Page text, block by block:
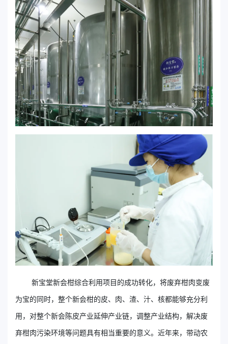
新宝堂新会柑综合利用项目的成功转化，将废弃柑肉变废
为宝的同时，整个新会柑的皮、肉、渣、汁、核都能够充分利
用，对整个新会陈皮产业延伸产业链，调整产业结构，解决废
弃柑肉污染环境等问题具有相当重要的意义。近年来，带动农